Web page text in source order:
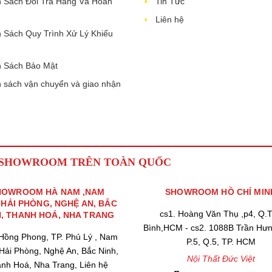
Sách Quy Trình Xử Lý Khiếu
Sách Bảo Mật
sách vận chuyển và giao nhận
Liên hệ
TRÊN TOÀN QUỐC
HÀ NAM ,NAM
PHÒNG, NGHỆ AN, BẮC
THANH HOÁ, NHA TRANG
Phong, TP. Phủ Lý , Nam
Phòng, Nghệ An, Bắc Ninh,
Hoá, Nha Trang, Liên hệ
SHOWROOM HỒ CHÍ
cs1. Hoàng Văn Thụ ,p4,
Bình,HCM - cs2. 1088B Trần
P.5, Q.5, TP. HCM
Nội Thất Đức Việt